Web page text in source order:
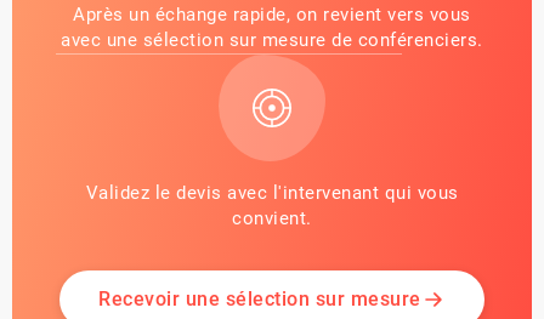
Après un échange rapide, on revient vers vous
avec une sélection sur mesure de conférenciers.
Validez le devis avec l'intervenant qui vous
convient.
Recevoir une sélection sur mesure